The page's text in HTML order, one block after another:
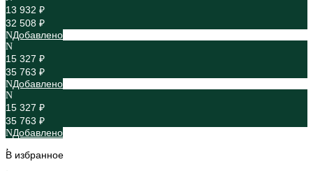
13 932 ₽
32 508 ₽
Добавлено
15 327 ₽
35 763 ₽
Добавлено
15 327 ₽
35 763 ₽
Добавлено
В избранное